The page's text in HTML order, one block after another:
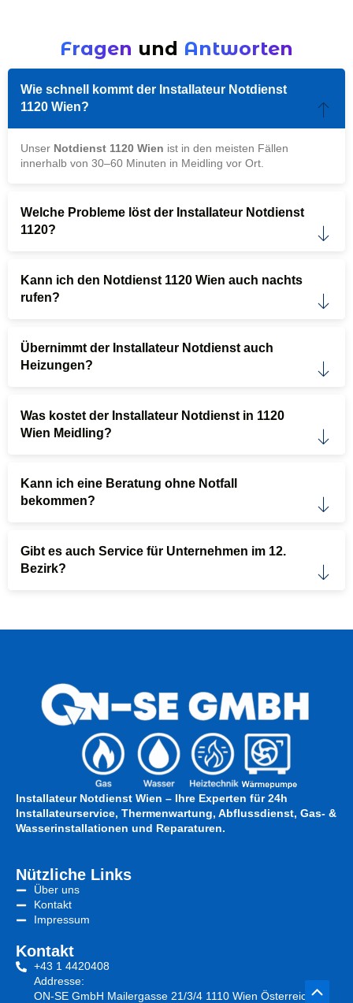
Fragen und Antworten
Wie schnell kommt der Installateur Notdienst
1120 Wien?
Unser Notdienst 1120 Wien ist in den meisten Fällen
innerhalb von 30–60 Minuten in Meidling vor Ort.
Welche Probleme löst der Installateur Notdienst
1120?
Kann ich den Notdienst 1120 Wien auch nachts
rufen?
Übernimmt der Installateur Notdienst auch
Heizungen?
Was kostet der Installateur Notdienst in 1120
Wien Meidling?
Kann ich eine Beratung ohne Notfall
bekommen?
Gibt es auch Service für Unternehmen im 12.
Bezirk?
Nützliche Links
Über uns
Kontakt
Impressum
Installateur Notdienst Wien – Ihre Experten für 24h
Installateurservice, Thermenwartung, Abflussdienst, Gas- &
Wasserinstallationen und Reparaturen.
Kontakt
+43 1 4420408
Addresse:
ON-SE GmbH Mailergasse 21/3/4 1110 Wien Österreich Scroll